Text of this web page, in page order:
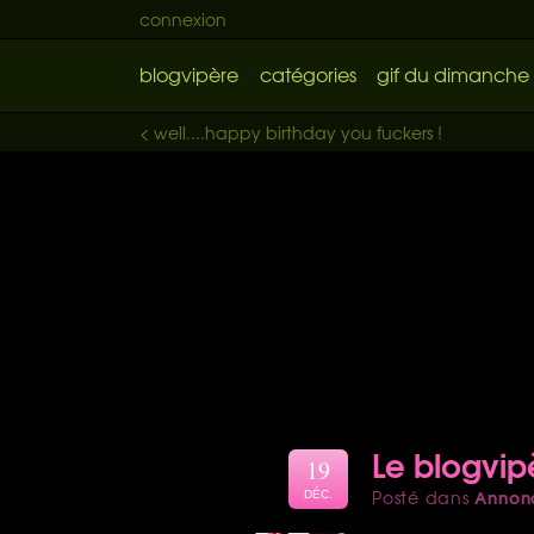
connexion
blogvipère catégories gif du dimanche
< well....happy birthday you fuckers !
Le
Posté dans
19
DÉC.